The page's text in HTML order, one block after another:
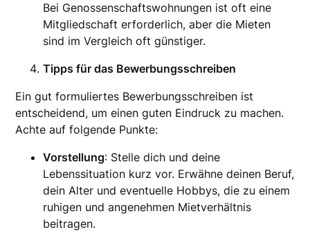
Bei Genossenschaftswohnungen ist oft eine
Mitgliedschaft erforderlich, aber die Mieten
sind im Vergleich oft günstiger.
Tipps für das Bewerbungsschreiben
Ein gut formuliertes Bewerbungsschreiben ist
entscheidend, um einen guten Eindruck zu machen.
Achte auf folgende Punkte:
Vorstellung: Stelle dich und deine
Lebenssituation kurz vor. Erwähne deinen Beruf,
dein Alter und eventuelle Hobbys, die zu einem
ruhigen und angenehmen Mietverhältnis
beitragen.